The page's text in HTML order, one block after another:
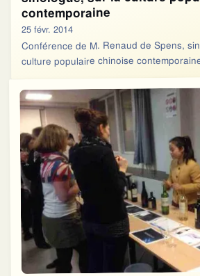
contemporaine
25 févr. 2014
Conférence de M. Renaud de Spens,
culture populaire chinoise